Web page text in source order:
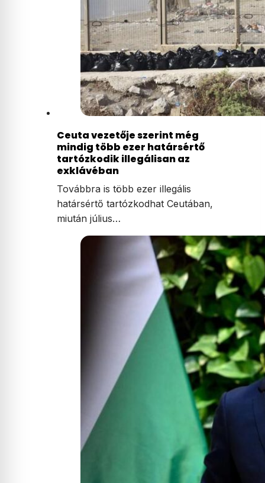
Ceuta vezetője szerint még
mindig több ezer határsértő
tartózkodik illegálisan az
exklávéban
Továbbra is több ezer illegális
határsértő tartózkodhat Ceutában,
miután július…